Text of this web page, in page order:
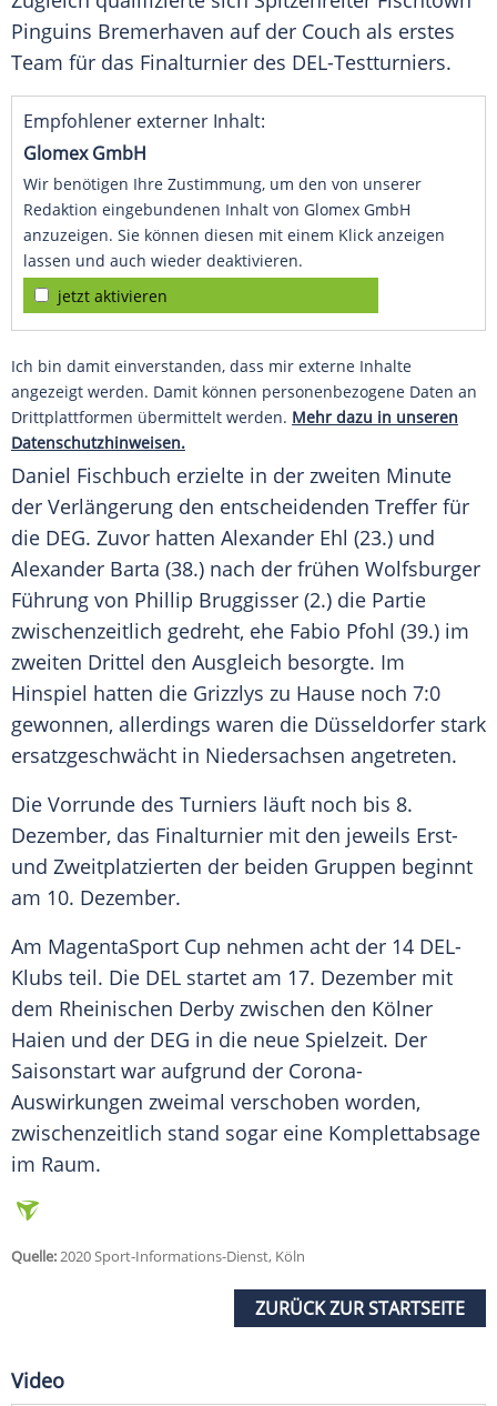
Pinguins Bremerhaven auf der Couch als erstes
Team für das Finalturnier des DEL-Testturniers.
Empfohlener externer Inhalt:
Glomex GmbH
Wir benötigen Ihre Zustimmung, um den von unserer
Redaktion eingebundenen Inhalt von Glomex GmbH
anzuzeigen. Sie können diesen mit einem Klick anzeigen
lassen und auch wieder deaktivieren.
jetzt aktivieren
Ich bin damit einverstanden, dass mir externe Inhalte
angezeigt werden. Damit können personenbezogene Daten an
Drittplattformen übermittelt werden. Mehr dazu in unseren
Datenschutzhinweisen.
Daniel Fischbuch erzielte in der zweiten Minute
der Verlängerung den entscheidenden Treffer für
die DEG. Zuvor hatten Alexander Ehl (23.) und
Alexander Barta (38.) nach der frühen Wolfsburger
Führung von Phillip Bruggisser (2.) die Partie
zwischenzeitlich gedreht, ehe Fabio Pfohl (39.) im
zweiten Drittel den Ausgleich besorgte. Im
Hinspiel hatten die Grizzlys zu Hause noch 7:0
gewonnen, allerdings waren die Düsseldorfer stark
ersatzgeschwächt in Niedersachsen angetreten.
Die Vorrunde des Turniers läuft noch bis 8.
Dezember, das Finalturnier mit den jeweils Erst-
und Zweitplatzierten der beiden Gruppen beginnt
am 10. Dezember.
Am MagentaSport Cup nehmen acht der 14 DEL-
Klubs teil. Die DEL startet am 17. Dezember mit
dem Rheinischen Derby zwischen den Kölner
Haien und der DEG in die neue Spielzeit. Der
Saisonstart war aufgrund der Corona-
Auswirkungen zweimal verschoben worden,
zwischenzeitlich stand sogar eine Komplettabsage
im Raum.
Quelle:2020 Sport-Informations-Dienst, Köln
ZURÜCK ZUR STARTSEITE
Video